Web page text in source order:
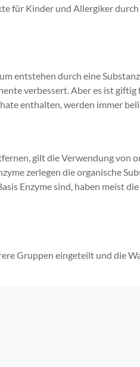
für Kinder und Allergiker durch
entstehen durch eine
verbessert. Aber es ist giftig
enthalten, werden immer
gilt die Verwendung von
zerlegen die organische
Enzyme sind, haben meist
Gruppen eingeteilt und die